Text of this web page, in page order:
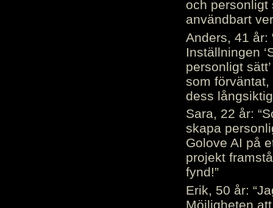
och personligt
användbart
Anders, 41 år:
Inställningen
personligt
som
dess
Sara, 22 år:
skapa
Golove AI på
projekt
fynd!”
Erik, 50 år:
Möjligheten